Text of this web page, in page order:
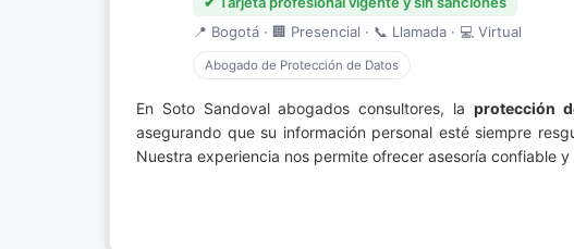
📍 Bogotá · 🏢 Presencial · 📞 Llamada · 💻 Virtual
Abogado de Protección de Datos
En Soto Sandoval abogados consultores, la protección
asegurando que su información personal esté siempre
Nuestra experiencia nos permite ofrecer asesoría confiable